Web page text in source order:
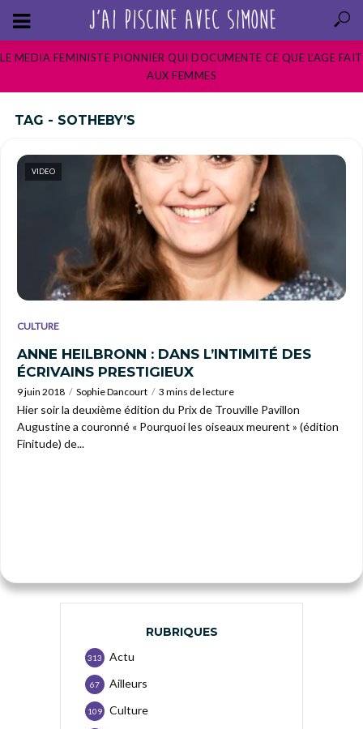
LE MEDIA FEMINISTE PIONNIER QUI DOCUMENTE CE QUE L’AGE FAIT
AUX FEMMES
TAG - SOTHEBY’S
VIDEO
CULTURE
ANNE HEILBRONN : DANS L’INTIMITÉ DES
ÉCRIVAINS PRESTIGIEUX
9 juin 2018 Sophie Dancourt 3 mins de lecture
Hier soir la deuxième édition du Prix de Trouville Pavillon
Augustine a couronné « Pourquoi les oiseaux meurent » (édition
Finitude) de...
RUBRIQUES
Actu
313
Ailleurs
67
Culture
109